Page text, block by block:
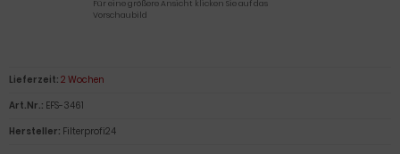
Für eine größere Ansicht klicken Sie auf das
Vorschaubild
Lieferzeit: 2 Wochen
Art.Nr.: EFS-3461
Hersteller: Filterprofi24